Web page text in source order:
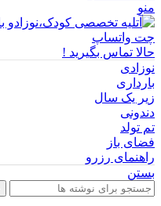
منو
چت واتساپ
حالا تماس بگیرید !
نوزادی
بارداری
زیر یک سال
دندونی
تم تولد
فضای باز
راهنمای رزرو
بستن